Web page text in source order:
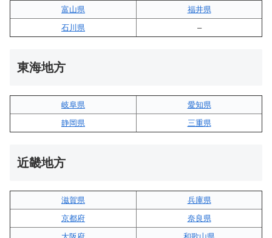
富山県
福井県
石川県
–
東海地方
岐阜県
愛知県
静岡県
三重県
近畿地方
滋賀県
兵庫県
京都府
奈良県